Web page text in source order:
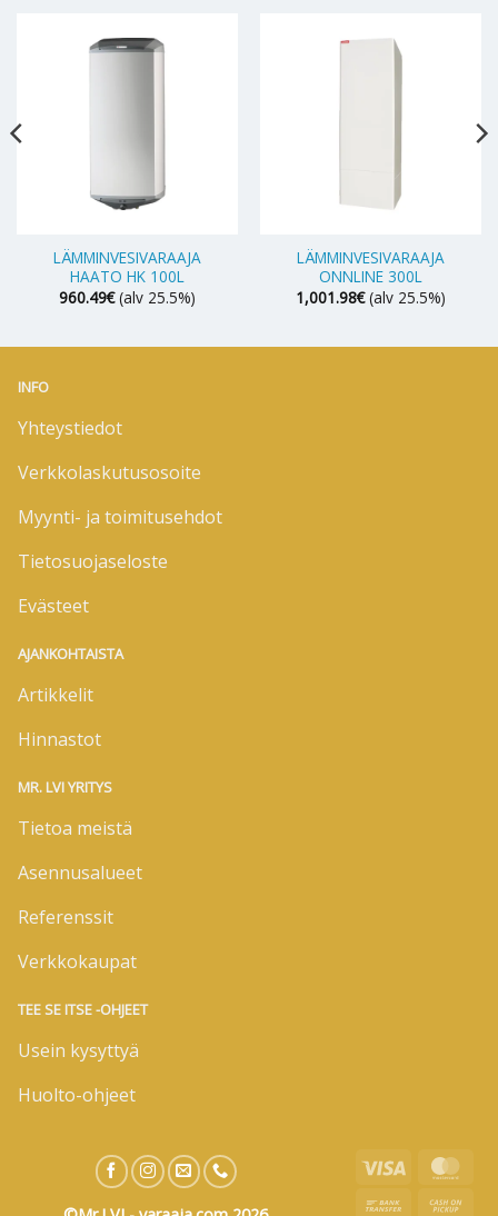
LÄMMINVESIVARAAJA
HAATO HK 100L
960.49€ (alv 25.5%)
LÄMMINVESIVARAAJA
ONNLINE 300L
1,001.98€ (alv 25.5%)
INFO
Yhteystiedot
Verkkolaskutusosoite
Myynti- ja toimitusehdot
Tietosuojaseloste
Evästeet
AJANKOHTAISTA
Artikkelit
Hinnastot
MR. LVI YRITYS
Tietoa meistä
Asennusalueet
Referenssit
Verkkokaupat
TEE SE ITSE -OHJEET
Usein kysyttyä
Huolto-ohjeet
Visa
Bank